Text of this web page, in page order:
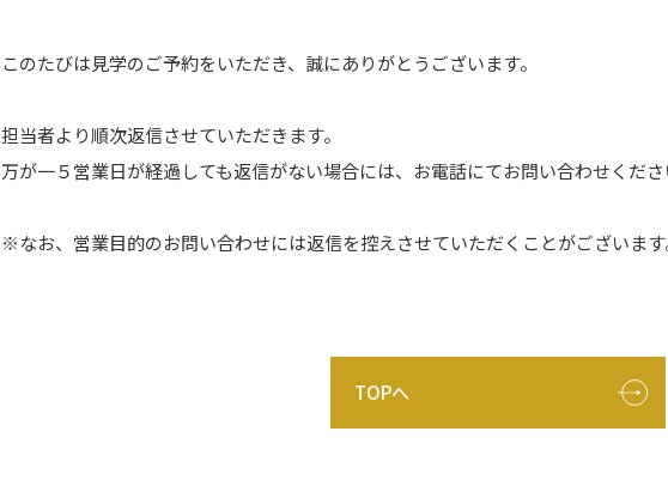
このたびは見学のご予約をいただき、誠にありがとうございます。
担当者より順次返信させていただきます。
万が一５営業日が経過しても返信がない場合には、お電話にてお問い合わせくださ
※なお、営業目的のお問い合わせには返信を控えさせていただくことがございます
TOPへ